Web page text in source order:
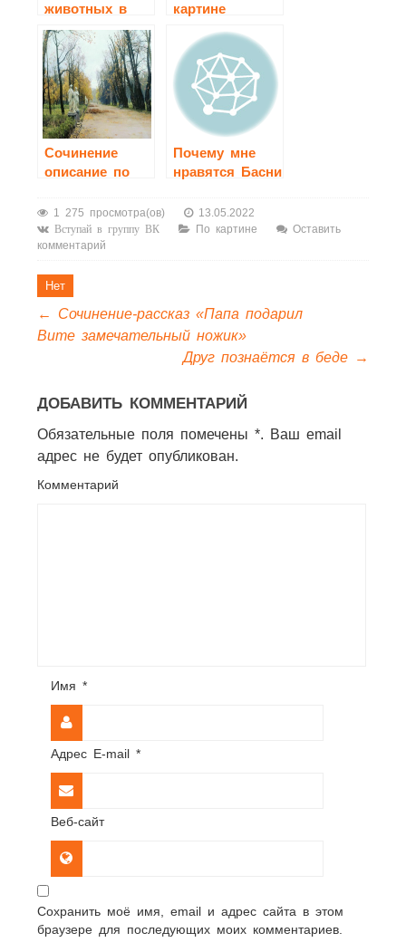
животных в
баснях И. А.
Крылова
картине
Тутунова «Зима
пришла.
Детство» 2
класс
Сочинение
описание по
«Летний сад»
Почему мне
нравятся Басни
1 275 просмотра(ов) 13.05.2022
Вступай в группу ВК По картине
Оставить
комментарий
Нет
←
Сочинение-рассказ «Папа подарил
Вите замечательный ножик»
Друг познаётся в беде →
ДОБАВИТЬ КОММЕНТАРИЙ
Обязательные поля помечены *. Ваш email
адрес не будет опубликован.
Комментарий
Имя *
Адрес E-mail *
Веб-сайт
Сохранить моё имя, email и адрес сайта в этом
браузере для последующих моих комментариев.